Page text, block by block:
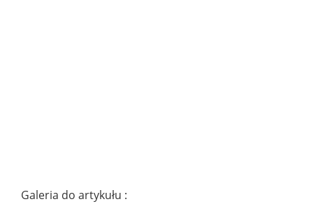
Galeria do artykułu :